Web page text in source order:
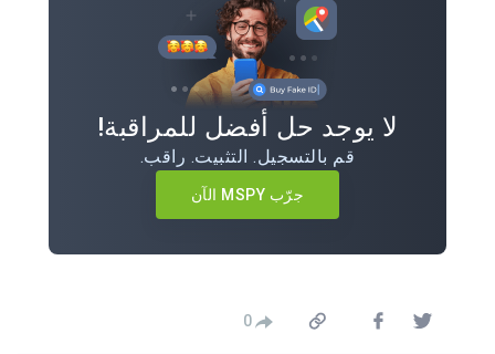
لا يوجد حل أفضل للمراقبة!
قم بالتسجيل. التثبيت. راقب.
جرّب MSPY الآن